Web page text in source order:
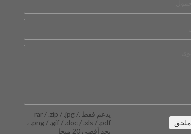
يدعم فقط .rar / .zip / .jpg /
.png / .gif / .doc / .xls / .pdf ،
بحد أقصى 20 ميجا
ملحق